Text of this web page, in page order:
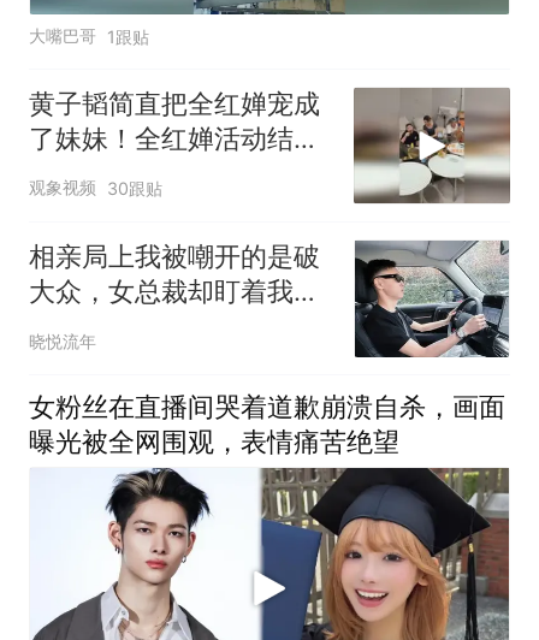
大嘴巴哥 1跟贴
黄子韬简直把全红婵宠成
了妹妹！全红婵活动结束
后直奔黄子韬直播间，在
一旁大快朵颐被零食包围
观象视频 30跟贴
相亲局上我被嘲开的是破
大众，女总裁却盯着我中
控台的一块石头，突然起
出帝王绿的人是你？”
晓悦流年
女粉丝在直播间哭着道歉崩溃自杀，画面
曝光被全网围观，表情痛苦绝望